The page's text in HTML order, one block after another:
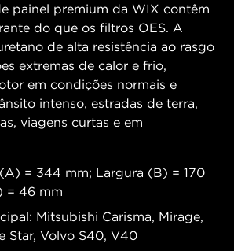
painel premium da WIX contêm
do que os filtros OES. A
de alta resistência ao rasgo
extremas de calor e frio,
em condições normais e
intenso, estradas de terra,
viagens curtas e em
= 344 mm; Largura (B) = 170
= 46 mm
Mitsubishi Carisma, Mirage,
Star, Volvo S40, V40